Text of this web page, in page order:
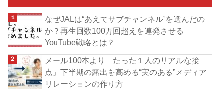
なぜJALは“あえてサブチャンネル”を選んだの
か？再生回数100万回超えを連発させる
YouTube戦略とは？
メール100本より「たった１人のリアルな接
点」下半期の露出を高める“実のある”メディア
リレーションの作り方